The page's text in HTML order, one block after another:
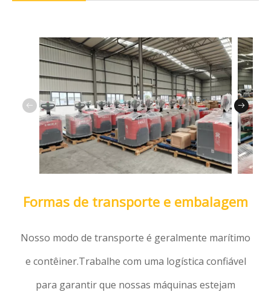
Formas de transporte e embalagem
Nosso modo de transporte é geralmente marítimo
e contêiner.Trabalhe com uma logística confiável
para garantir que nossas máquinas estejam